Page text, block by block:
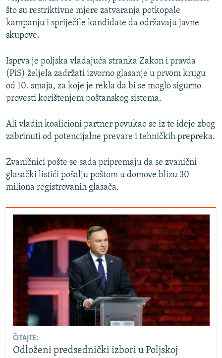
što su restriktivne mjere zatvaranja potkopale
kampanju i spriječile kandidate da održavaju javne
skupove.
Isprva je poljska vladajuća stranka Zakon i pravda
(PiS) željela zadržati izvorno glasanje u prvom krugu
od 10. smaja, za koje je rekla da bi se moglo sigurno
provesti korištenjem poštanskog sistema.
Ali vladin koalicioni partner povukao se iz te ideje zbog
zabrinuti od potencijalne prevare i tehničkih prepreka.
Zvaničnici pošte se sada pripremaju da se zvanični
glasački listići pošalju poštom u domove blizu 30
miliona registrovanih glasača.
ČITAJTE:
Odloženi predsednički izbori u Poljskoj